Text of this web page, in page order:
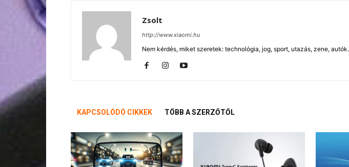
Zsolt
http://www.xiaomi.hu
Nem kérdés, miket szeretek: technológia, jog, sport, utazás, zene, autók.
KAPCSOLÓDÓ CIKKEK TÖBB A SZERZŐTŐL